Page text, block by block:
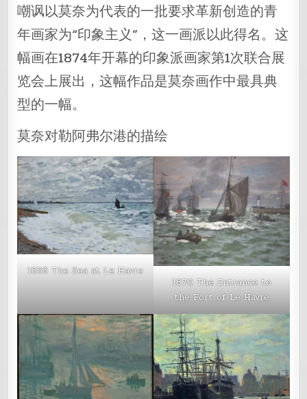
嘲讽以莫奈为代表的一批要求革新创造的青
年画家为“印象主义”，这一画派以此得名。这
幅画在1874年开幕的印象派画家第1次联合展
览会上展出，这幅作品是莫奈画作中最具典
型的一幅。
莫奈对勒阿弗尔港的描绘
1868 The Sea at Le Havre
1870 The Entrance to
the Port of Le Havre